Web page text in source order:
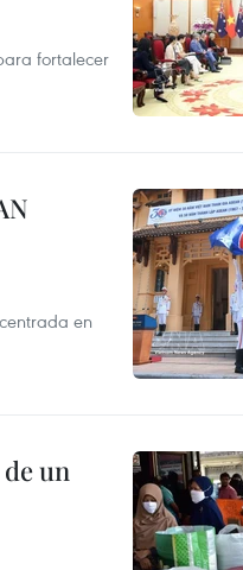
fortalecer
en
un